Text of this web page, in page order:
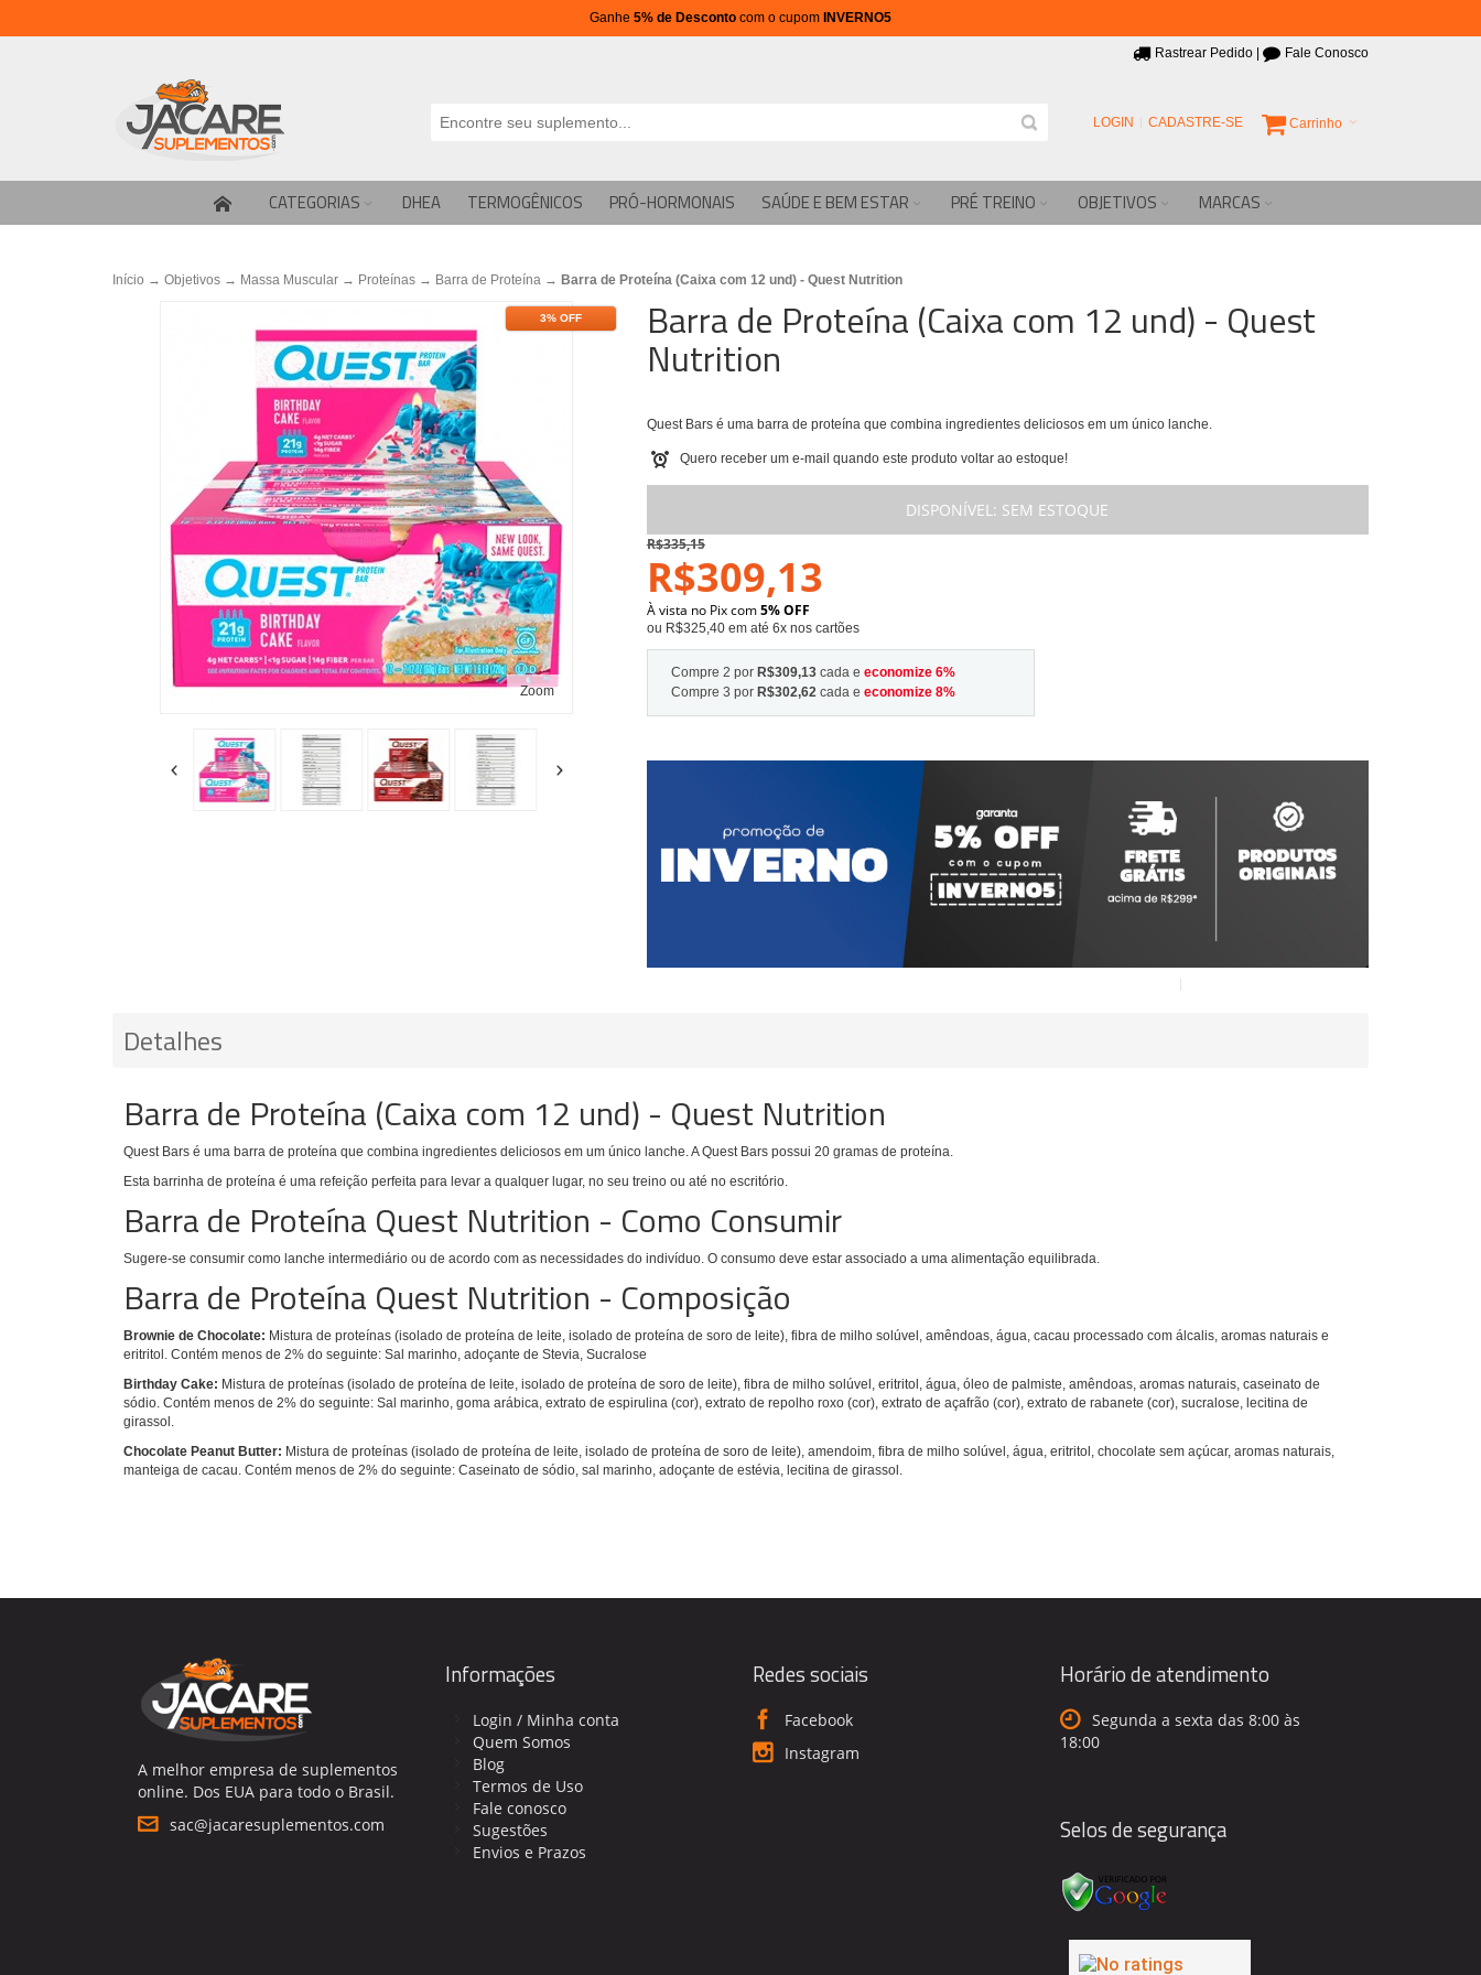
Ganhe 5% de Desconto com o cupom INVERNO5
Rastrear Pedido Fale Conosco
Carrinho
LOGIN CADASTRE-SE
CATEGORIAS DHEA TERMOGÊNICOS PRÓ-HORMONAIS SAÚDE E BEM ESTAR PRÉ TREINO OBJETIVOS MARCAS
Início → Objetivos → Massa Muscular → Proteínas → Barra de Proteína → Barra de Proteína (Caixa com 12 und) - Quest Nutrition
Zoom
3% OFF Barra de Proteína (Caixa com 12 und) - Quest
Nutrition
Quest Bars é uma barra de proteína que combina ingredientes deliciosos em um único lanche.
Quero receber um e-mail quando este produto voltar ao estoque!
DISPONÍVEL: SEM ESTOQUE
R$335,15
R$309,13
À vista no Pix com5% OFF
ou R$325,40 em até 6x nos cartões
Compre 2 por R$309,13cada e economize 6%
Compre 3 por R$302,62cada e economize 8%
Detalhes
Barra de Proteína (Caixa com 12 und) - Quest Nutrition
Quest Bars é uma barra de proteína que combina ingredientes deliciosos em um único lanche. A Quest Bars possui 20 gramas de proteína.
Esta barrinha de proteína é uma refeição perfeita para levar a qualquer lugar, no seu treino ou até no escritório.
Barra de Proteína Quest Nutrition - Como Consumir
Sugere-se consumir como lanche intermediário ou de acordo com as necessidades do indivíduo. O consumo deve estar associado a uma alimentação equilibrada.
Barra de Proteína Quest Nutrition - Composição
Brownie de Chocolate: Mistura de proteínas (isolado de proteína de leite, isolado de proteína de soro de leite), fibra de milho solúvel, amêndoas, água, cacau processado com álcalis, aromas naturais e
eritritol. Contém menos de 2% do seguinte: Sal marinho, adoçante de Stevia, Sucralose
Birthday Cake: Mistura de proteínas (isolado de proteína de leite, isolado de proteína de soro de leite), fibra de milho solúvel, eritritol, água, óleo de palmiste, amêndoas, aromas naturais, caseinato de
sódio.Contém menos de 2% do seguinte: Sal marinho, goma arábica, extrato de espirulina (cor), extrato de repolho roxo (cor), extrato de açafrão (cor), extrato de rabanete (cor), sucralose, lecitina de
girassol.
Chocolate Peanut Butter: Mistura de proteínas (isolado de proteína de leite, isolado de proteína de soro de leite), amendoim, fibra de milho solúvel, água, eritritol, chocolate sem açúcar, aromas naturais,
manteiga de cacau.Contém menos de 2% do seguinte: Caseinato de sódio, sal marinho, adoçante de estévia, lecitina de girassol.
A melhor empresa de suplementos
online. Dos EUA para todo o Brasil.
sac@jacaresuplementos.com
Informações
Login / Minha conta
Quem Somos
Blog
Termos de Uso
Fale conosco
Sugestões
Envios e Prazos
Redes sociais
Facebook
Instagram
Horário de atendimento
Segunda a sexta das 8:00 às
18:00
Selos de segurança